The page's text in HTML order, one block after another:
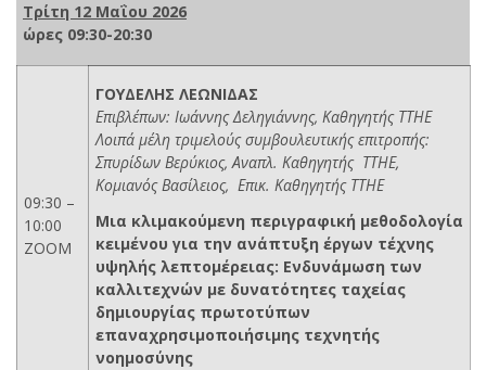
Τρίτη 12 Μαΐου 2026
ώρες 09:30-20:30
09:30 –
10:00
ZOOM
ΓΟΥΔΕΛΗΣ ΛΕΩΝΙΔΑΣ
Επιβλέπων: Ιωάννης Δεληγιάννης, Καθηγητής ΤΤΗΕ
Λοιπά μέλη τριμελούς συμβουλευτικής επιτροπής:
Σπυρίδων Βερύκιος, Αναπλ. Καθηγητής ΤΤΗΕ,
Κομιανός Βασίλειος, Επικ. Καθηγητής ΤΤΗΕ
Μια κλιμακούμενη περιγραφική μεθοδολογία
κειμένου για την ανάπτυξη έργων τέχνης
υψηλής λεπτομέρειας: Ενδυνάμωση των
καλλιτεχνών με δυνατότητες ταχείας
δημιουργίας πρωτοτύπων
επαναχρησιμοποιήσιμης τεχνητής
νοημοσύνης